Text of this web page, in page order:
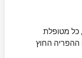
כל מטופלת
ההפריה החוץ